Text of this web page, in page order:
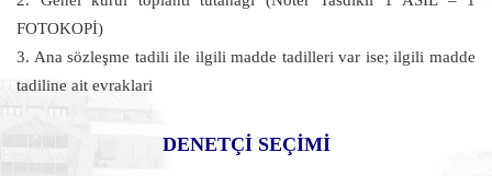
FOTOKOPİ)
3. Ana sözleşme tadili ile ilgili madde tadilleri var ise; ilgili madde
tadiline ait evraklari
DENETÇİ SEÇİMİ